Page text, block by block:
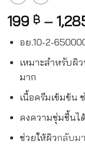
199 ฿ –
อย.10-2-
เหมาะสำหรับผิ
มาก
เนื้อครีมเข้มข้น
คงความชุ่มชื้นไ
ช่วยให้ผิวกลับม